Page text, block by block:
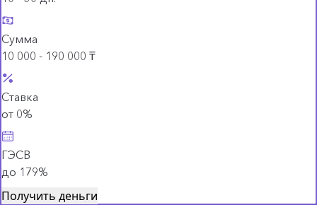
Сумма
10 000 - 190 000 ₸
Ставка
от 0%
ГЭСВ
до 179%
Получить деньги